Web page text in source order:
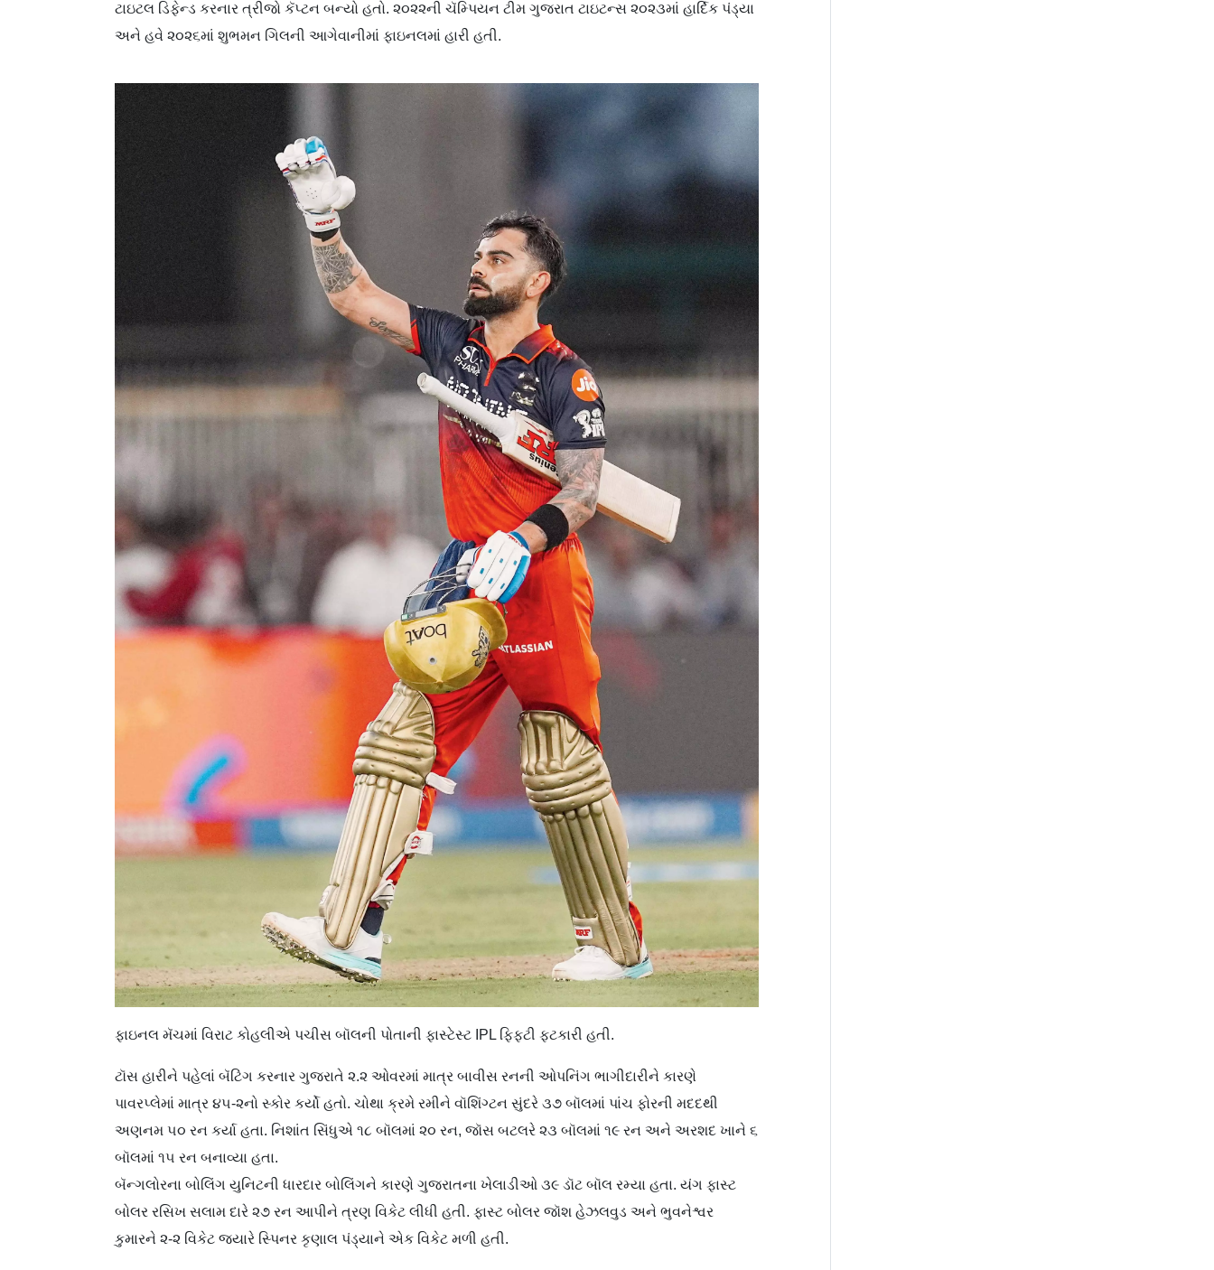
ટાઇટલ ડિફેન્ડ કરનાર ત્રીજો કૅપ્ટન બન્યો હતો. ૨૦૨૨ની ચૅમ્પિયન ટીમ ગુજરાત ટાઇટન્સ ૨૦૨૩માં હાર્દિક પંડ્યા
અને હવે ૨૦૨૬માં શુભમન ગિલની આગેવાનીમાં ફાઇનલમાં હારી હતી.
ફાઇનલ મૅચમાં વિરાટ કોહલીએ પચીસ બૉલની પોતાની ફાસ્ટેસ્ટ IPL ફિફ્ટી ફટકારી હતી.
ટૉસ હારીને પહેલાં બૅટિંગ કરનાર ગુજરાતે ૨.૨ ઓવરમાં માત્ર બાવીસ રનની ઓપનિંગ ભાગીદારીને કારણે
પાવરપ્લેમાં માત્ર ૪૫-૨નો સ્કોર કર્યો હતો. ચોથા ક્રમે રમીને વૉશિંગ્ટન સુંદરે ૩૭ બૉલમાં પાંચ ફોરની મદદથી
અણનમ ૫૦ રન કર્યા હતા. નિશાંત સિંધુએ ૧૮ બૉલમાં ૨૦ રન, જૉસ બટલરે ૨૩ બૉલમાં ૧૯ રન અને અરશદ ખાને ૬
બૉલમાં ૧૫ રન બનાવ્યા હતા.
બૅન્ગલોરના બોલિંગ યુનિટની ધારદાર બોલિંગને કારણે ગુજરાતના ખેલાડીઓ ૩૯ ડૉટ બૉલ રમ્યા હતા. યંગ ફાસ્ટ
બોલર રસિખ સલામ દારે ૨૭ રન આપીને ત્રણ વિકેટ લીધી હતી. ફાસ્ટ બોલર જૉશ હેઝલવુડ અને ભુવનેશ્વર
કુમારને ૨-૨ વિકેટ જ્યારે સ્પિનર કૃણાલ પંડ્યાને એક વિકેટ મળી હતી.